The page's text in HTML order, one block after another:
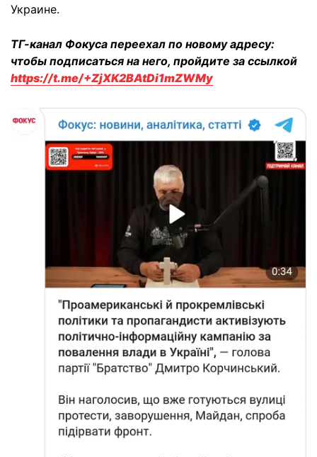
Украине.
ТГ-канал Фокуса переехал по новому адресу:
чтобы подписаться на него, пройдите за ссылкой
https://t.me/+ZjXK2BAtDi1mZWMy